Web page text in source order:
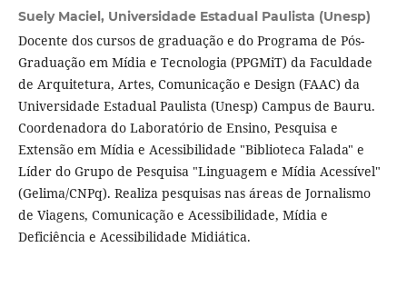
Suely Maciel, Universidade Estadual Paulista (Unesp)
Docente dos cursos de graduação e do Programa de Pós-
Graduação em Mídia e Tecnologia (PPGMiT) da Faculdade
de Arquitetura, Artes, Comunicação e Design (FAAC) da
Universidade Estadual Paulista (Unesp) Campus de Bauru.
Coordenadora do Laboratório de Ensino, Pesquisa e
Extensão em Mídia e Acessibilidade "Biblioteca Falada" e
Líder do Grupo de Pesquisa "Linguagem e Mídia Acessível"
(Gelima/CNPq). Realiza pesquisas nas áreas de Jornalismo
de Viagens, Comunicação e Acessibilidade, Mídia e
Deficiência e Acessibilidade Midiática.